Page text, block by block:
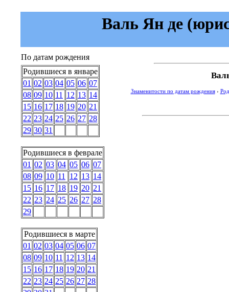
Валь Ян де
По датам рождения
Родившиеся в январе
01 02 03 04 05 06 07
08 09 10 11 12 13 14
15 16 17 18 19 20 21
22 23 24 25 26 27 28
29 30 31
Родившиеся в феврале
01 02 03 04 05 06 07
08 09 10 11 12 13 14
15 16 17 18 19 20 21
22 23 24 25 26 27 28
29
Родившиеся в марте
01 02 03 04 05 06 07
08 09 10 11 12 13 14
15 16 17 18 19 20 21
22 23 24 25 26 27 28
Знаменитости по датам рождения›